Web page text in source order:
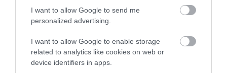
I want to allow Google to send me
personalized advertising.
I want to allow Google to enable storage
related to analytics like cookies on web or
device identifiers in apps.
ma.hu legfrissebb hírei:
Nagy erőkkel keresik a szomjazó gólyát megmentő